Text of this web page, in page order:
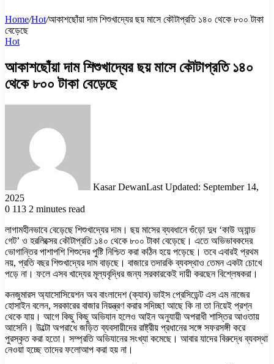
Home/Hot/আকাশছোঁয়া দাম শিশুখাদ্যের ছয় মাসে কৌটাপ্রতি ১৪০ থেকে ৮০০ টাকা
বেড়েছে
Hot
আকাশছোঁয়া দাম শিশুখাদ্যের ছয় মাসে কৌটাপ্রতি ১৪০
থেকে ৮০০ টাকা বেড়েছে
Kasar DewanLast Updated: September 14,
2025
0 113 2 minutes read
লাগামহীনভাবে বেড়েছে শিশুখাদ্যের দাম। ছয় মাসের ব্যবধানে গুঁড়ো দুধ ‘কাউ অ্যান্ড
গেট’ ও হরলিক্সের কৌটাপ্রতি ১৪০ থেকে ৮০০ টাকা বেড়েছে। এতে অভিভাবকদের
ভোগান্তির পাশাপশি শিশুদের পুষ্টি নিশ্চিত করা কঠিন হয়ে পড়েছে। তবে এবারই প্রথম
নয়, প্রতি বছর শিশুখাদ্যের দাম বাড়ছে। বাজারে তদারকি ব্যবস্থাও তেমন একটা চোখে
পড়ে না। ফলে এসব খাদ্যের মূল্যবৃদ্ধির জন্য সরকারকেই দায়ী করছেন বিশ্লেষকরা।
কনজুমারস অ্যাসোসিয়েশন অব বাংলাদেশ (ক্যাব) ভাইস প্রেসিডেন্ট এস এম নাজের
হোসাইন বলেন, সরকারের বাজার নিয়ন্ত্রণ করার সদিচ্ছা আছে কি না তা নিয়েই প্রশ্ন
থেকে যায়। আগে কিছু কিছু অভিযান হলেও আইন অনুযায়ী অপরাধী শাস্তির আওতায়
আসেনি। উল্টো অপরাধে জড়িত ব্যবসায়ীদের রাষ্ট্রীয় প্রধানের সঙ্গে সফরসঙ্গী করে
পুরস্কৃত করা হতো। সম্প্রতি অভিযানের সংখ্যা কমেছে। আবার যাদের বিরুদ্ধে ব্যবস্থা
নেওয়া হচ্ছে তাদের ফলোআপ করা হয় না।